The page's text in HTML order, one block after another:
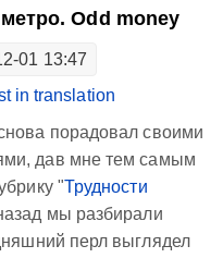
Odd money
01 13:47
in translation
порадовал своими
дав мне тем самым
"Трудности
мы разбирали
перл выглядел